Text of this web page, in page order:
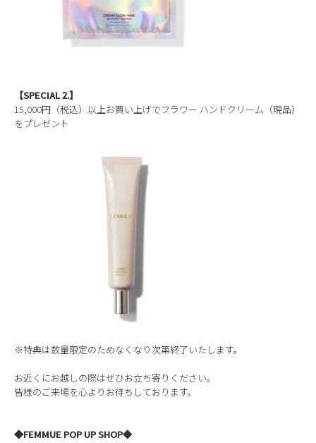
【SPECIAL 2.】
15,000円（税込）以上お買い上げでフラワー ハンドクリーム（現品）
をプレゼント
※特典は数量限定のためなくなり次第終了いたします。
お近くにお越しの際はぜひお立ち寄りください。
皆様のご来場を心よりお待ちしております。
◆FEMMUE POP UP SHOP◆